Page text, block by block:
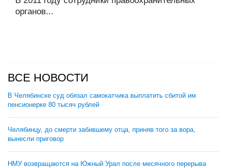
органов...
ВСЕ НОВОСТИ
В Челябинске суд обязал самокатчика выплатить сбитой им
пенсионерке 80 тысяч рублей
Челябинцу, до смерти забившему отца, приняв того за вора,
вынесли приговор
НМУ возвращаются на Южный Урал после месячного перерыва